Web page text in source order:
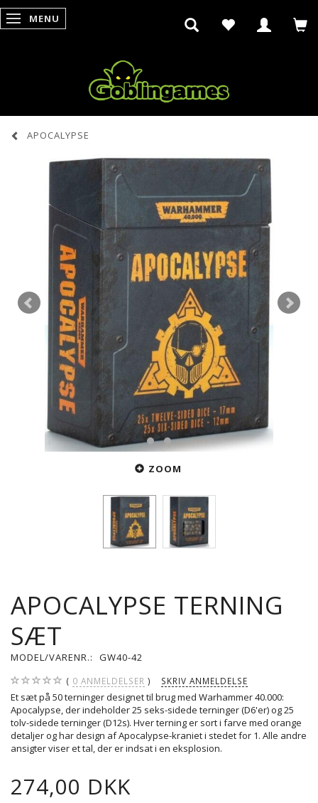
SKIFTE NAVIGATION
MENU
APOCALYPSE
ZOOM
APOCALYPSE TERNING
SÆT
MODEL/VARENR.: GW40-42
0 ANMELDELSER SKRIV ANMELDELSE
Et sæt på 50 terninger designet til brug med Warhammer 40.000:
Apocalypse, der indeholder 25 seks-sidede terninger (D6'er) og 25
tolv-sidede terninger (D12s). Hver terning er sort i farve med orange
detaljer og har design af Apocalypse-kraniet i stedet for 1. Alle andre
ansigter viser et tal, der er indsat i en eksplosion.
274,00 DKK